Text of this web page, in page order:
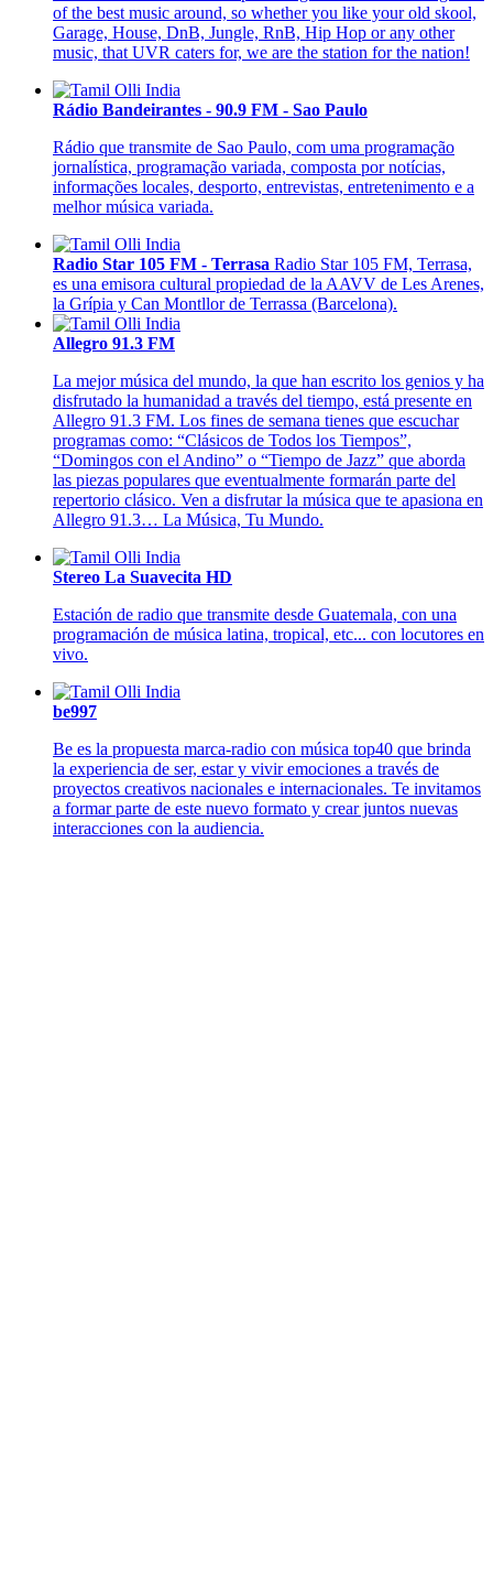
of the best music around, so whether you like your old skool,
Garage, House, DnB, Jungle, RnB, Hip Hop or any other
music, that UVR caters for, we are the station for the nation!
Rádio Bandeirantes - 90.9 FM - Sao Paulo
Rádio que transmite de Sao Paulo, com uma programação
jornalística, programação variada, composta por notícias,
informações locales, desporto, entrevistas, entretenimento e a
melhor música variada.
Radio Star 105 FM - Terrasa Radio Star 105 FM, Terrasa,
es una emisora cultural propiedad de la AAVV de Les Arenes,
la Grípia y Can Montllor de Terrassa (Barcelona).
Allegro 91.3 FM
La mejor música del mundo, la que han escrito los genios y ha
disfrutado la humanidad a través del tiempo, está presente en
Allegro 91.3 FM. Los fines de semana tienes que escuchar
programas como: “Clásicos de Todos los Tiempos”,
“Domingos con el Andino” o “Tiempo de Jazz” que aborda
las piezas populares que eventualmente formarán parte del
repertorio clásico. Ven a disfrutar la música que te apasiona en
Allegro 91.3… La Música, Tu Mundo.
Stereo La Suavecita HD
Estación de radio que transmite desde Guatemala, con una
programación de música latina, tropical, etc... con locutores en
vivo.
be997
Be es la propuesta marca-radio con música top40 que brinda
la experiencia de ser, estar y vivir emociones a través de
proyectos creativos nacionales e internacionales. Te invitamos
a formar parte de este nuevo formato y crear juntos nuevas
interacciones con la audiencia.